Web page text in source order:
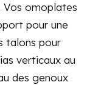
Vos omoplates
pour une
talons pour
verticaux au
des genoux